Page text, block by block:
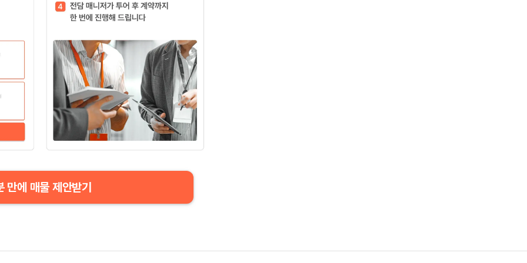
만에 매물 제안받기